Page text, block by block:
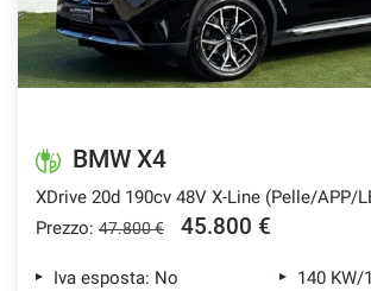
BMW X4
XDrive 20d 190cv 48V X-Line (Pelle/APP/
Prezzo: 47.800 € 45.800 €
Iva esposta: No
140 KW/